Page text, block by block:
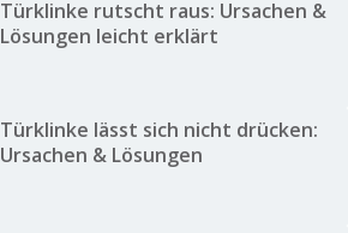
Türklinke rutscht raus: Ursachen &
Lösungen leicht erklärt
Türklinke lässt sich nicht drücken:
Ursachen & Lösungen